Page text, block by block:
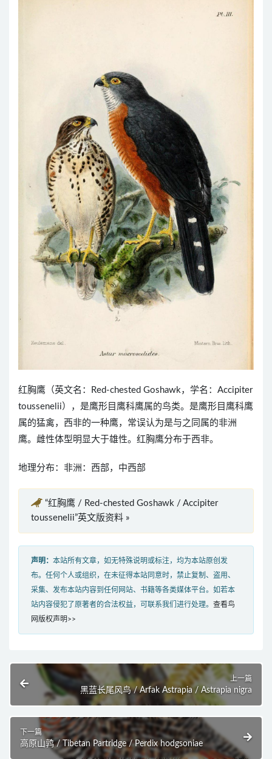
红胸鹰（英文名：Red-chested Goshawk，学名：Accipiter
toussenelii），是鹰形目鹰科鹰属的鸟类。是鹰形目鹰科鹰
属的猛禽，西非的一种鹰，常误认为是与之同属的非洲
鹰。雌性体型明显大于雄性。红胸鹰分布于西非。
地理分布：非洲：西部，中西部
“红胸鹰 / Red-chested Goshawk / Accipiter
toussenelii”英文版资料 »
声明： 本站所有文章，如无特殊说明或标注，均为本站原创发
布。任何个人或组织，在未征得本站同意时，禁止复制、盗用、
采集、发布本站内容到任何网站、书籍等各类媒体平台。如若本
站内容侵犯了原著者的合法权益，可联系我们进行处理。 查看鸟
网版权声明>>
上一篇
黑蓝长尾风鸟 / Arfak Astrapia / Astrapia nigra
下一篇
高原山鹑 / Tibetan Partridge / Perdix hodgsoniae